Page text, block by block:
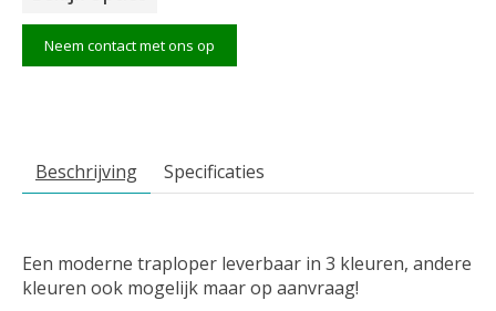
Neem contact met ons op
Beschrijving Specificaties
Een moderne traploper leverbaar in 3 kleuren, andere
kleuren ook mogelijk maar op aanvraag!